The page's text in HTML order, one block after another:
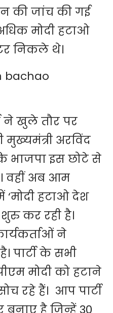
की जांच की गई
मोदी हटाओ
निकले थे।
ने खुले तौर पर
मुख्यमंत्री अरविंद
भाजपा इस छोटे से
वहीं अब आम
‘मोदी हटाओ देश
कर रही है।
ने
पार्टी के सभी
मोदी को हटाने
रहे हैं। आप पार्टी
बनाए है जिन्हें 30